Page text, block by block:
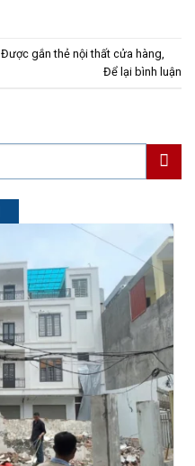
Được gắn thẻ nội thất cửa hàng
Để lại bình luận